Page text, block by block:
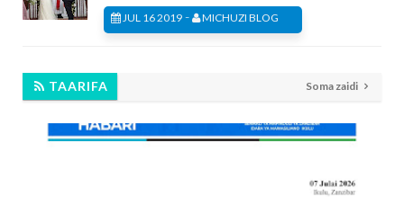
JUL 16 2019 - MICHUZI BLOG
TAARIFA Soma zaidi